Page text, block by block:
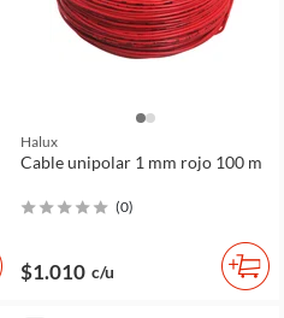
Halux
Cable unipolar 1 mm rojo 100 m
(0)
$1.010 c/u